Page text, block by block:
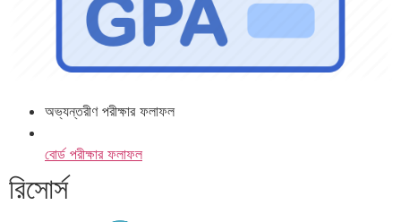
অভ্যন্তরীণ পরীক্ষার ফলাফল
বোর্ড পরীক্ষার ফলাফল
রিসোর্স